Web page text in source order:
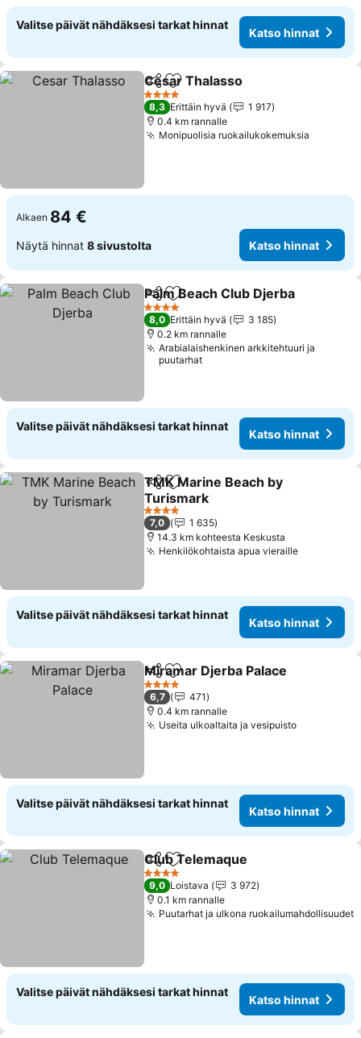
Valitse päivät nähdäksesi tarkat hinnat
Katso hinnat
Jaa Lisää suosikkeihin
Cesar Thalasso
4 Tähtiluokitus
8,3 Erittäin hyvä
1 917
0.4 km rannalle
Monipuolisia ruokailukokemuksia
Alkaen 84 €
Näytä hinnat 8 sivustolta Katso hinnat
Jaa Lisää suosikkeihin
Palm Beach Club Djerba
4 Tähtiluokitus
8,0 Erittäin hyvä
3 185
0.2 km rannalle
Arabialaishenkinen arkkitehtuuri ja
puutarhat
Valitse päivät nähdäksesi tarkat hinnat
Katso hinnat
Jaa Lisää suosikkeihin
TMK Marine Beach by
Turismark
4 Tähtiluokitus
7,0
1 635
14.3 km kohteesta Keskusta
Henkilökohtaista apua vieraille
Valitse päivät nähdäksesi tarkat hinnat
Katso hinnat
Jaa Lisää suosikkeihin
Miramar Djerba Palace
4 Tähtiluokitus
6,7
471
0.4 km rannalle
Useita ulkoaltaita ja vesipuisto
Valitse päivät nähdäksesi tarkat hinnat
Katso hinnat
Jaa Lisää suosikkeihin
Club Telemaque
4 Tähtiluokitus
9,0 Loistava
3 972
0.1 km rannalle
Puutarhat ja ulkona ruokailumahdollisuudet
Valitse päivät nähdäksesi tarkat hinnat
Katso hinnat